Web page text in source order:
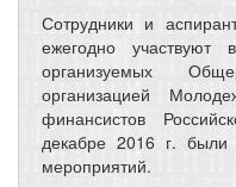
​Сотрудники и
ежегодно участвуют
организуемых
организацией
финансистов
декабре 2016 г. были
мероприятий.